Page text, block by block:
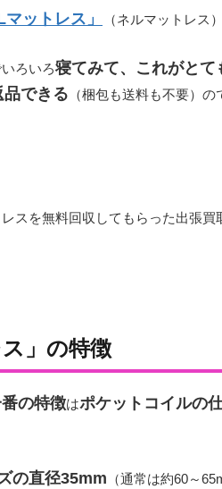
マットレス」 （ネルマットレス
ろいろ寝てみて、これがとて
できる （梱包も送料も不要）の
スを無料回収してもらった出張買
」の特徴
の特徴はポケットコイルの
の直径35mm （通常は約60～